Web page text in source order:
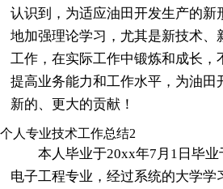
认识到，为适应油田开发生产的新
地加强理论学习，尤其是新技术、
工作，在实际工作中锻炼和成长，
提高业务能力和工作水平，为油田
新的、更大的贡献！
个人专业技术工作总结2
本人毕业于20xx年7月1日毕
电子工程专业，经过系统的大学学